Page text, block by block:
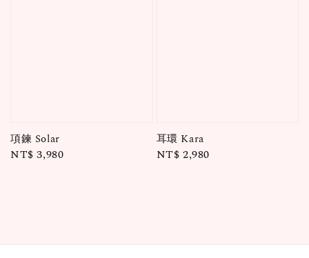
項鍊 Solar
Regular
NT$ 3,980
耳環 Kara
Regular
NT$ 2,980